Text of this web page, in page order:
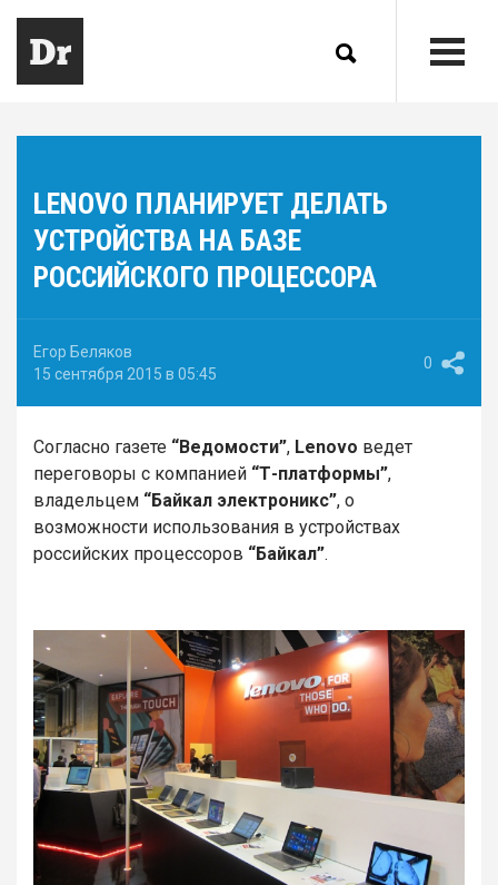
LENOVO ПЛАНИРУЕТ ДЕЛАТЬ
УСТРОЙСТВА НА БАЗЕ
РОССИЙСКОГО ПРОЦЕССОРА
Егор Беляков
15 сентября 2015 в 05:45
0
Согласно газете “Ведомости”, Lenovo ведет
переговоры с компанией “Т-платформы”,
владельцем “Байкал электроникс”, о
возможности использования в устройствах
российских процессоров “Байкал”.